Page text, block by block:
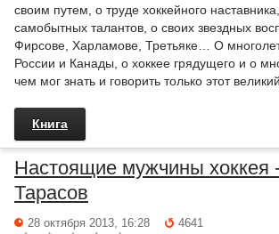
своим путем, о труде хоккейного
самобытных талантов, о своих звездных
Фирсове, Харламове, Третьяке… О
России и Канады, о хоккее грядущего и о
чем мог знать и говорить только этот
Книга
Настоящие мужчины хоккея
Тарасов
28 октября 2013, 16:28 4641